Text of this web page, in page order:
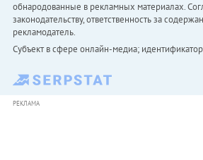
обнародованные в рекламных материалах.
законодательству, ответственность за
рекламодатель.
Субъект в сфере онлайн-медиа;
РЕКЛАМА